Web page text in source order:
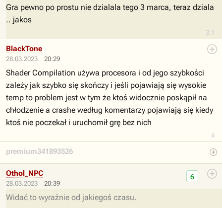
3.1
Gra pewno po prostu nie dzialala tego 3 marca, teraz dziala
.. jakos
28.03.2023 20:29
4
BlackTone
Shader Compilation używa procesora i od jego szybkości
zależy jak szybko się skończy i jeśli pojawiają się wysokie
temp to problem jest w tym że ktoś widocznie poskąpił na
chłodzenie a crashe według komentarzy pojawiają się kiedy
ktoś nie poczekał i uruchomił grę bez nich
premium341893526
28.03.2023 20:39
6
Othol_NPC
Widać to wyraźnie od jakiegoś czasu.